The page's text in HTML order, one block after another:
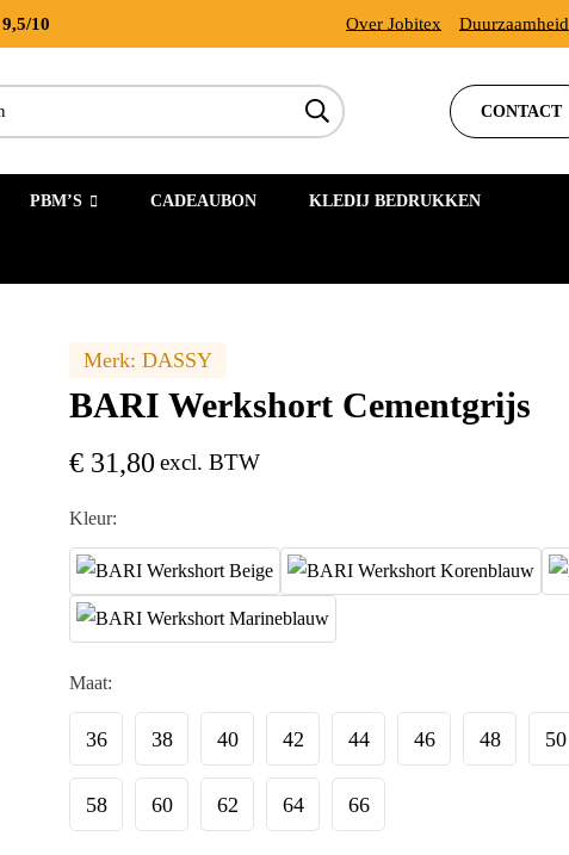
9,5/10 Over Jobitex Duurzaamheid
CONTACT
PBM’S CADEAUBON KLEDIJ BEDRUKKEN
Merk: DASSY
BARI Werkshort Cementgrijs
€ 31,80 excl. BTW
Kleur:
Maat:
36 38 40 42 44 46 48 50
58 60 62 64 66